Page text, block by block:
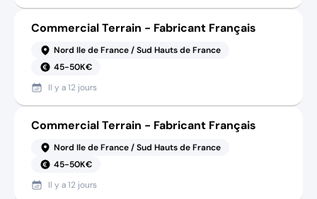
Commercial Terrain - Fabricant Français
Nord Ile de France / Sud Hauts de France
45-50K€
Il y a12 jours
Commercial Terrain - Fabricant Français
Nord Ile de France / Sud Hauts de France
45-50K€
Il y a12 jours